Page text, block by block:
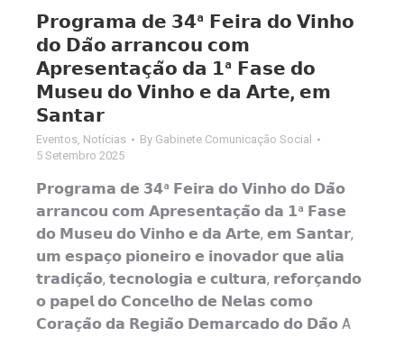
𝗣𝗿𝗼𝗴𝗿𝗮𝗺𝗮 𝗱𝗲 𝟯𝟰ª 𝗙𝗲𝗶𝗿𝗮 𝗱𝗼 𝗩𝗶𝗻𝗵𝗼
𝗱𝗼 𝗗𝗮̃𝗼 𝗮𝗿𝗿𝗮𝗻𝗰𝗼𝘂 𝗰𝗼𝗺
𝗔𝗽𝗿𝗲𝘀𝗲𝗻𝘁𝗮𝗰̧𝗮̃𝗼 𝗱𝗮 𝟭ª 𝗙𝗮𝘀𝗲 𝗱𝗼
𝗠𝘂𝘀𝗲𝘂 𝗱𝗼 𝗩𝗶𝗻𝗵𝗼 𝗲 𝗱𝗮 𝗔𝗿𝘁𝗲, 𝗲𝗺
𝗦𝗮𝗻𝘁𝗮𝗿
Eventos, Notícias By Gabinete Comunicação Social
5 Setembro 2025
𝗣𝗿𝗼𝗴𝗿𝗮𝗺𝗮 𝗱𝗲 𝟯𝟰ª 𝗙𝗲𝗶𝗿𝗮 𝗱𝗼 𝗩𝗶𝗻𝗵𝗼 𝗱𝗼 𝗗𝗮̃𝗼
𝗮𝗿𝗿𝗮𝗻𝗰𝗼𝘂 𝗰𝗼𝗺 𝗔𝗽𝗿𝗲𝘀𝗲𝗻𝘁𝗮𝗰̧𝗮̃𝗼 𝗱𝗮 𝟭ª 𝗙𝗮𝘀𝗲
𝗱𝗼 𝗠𝘂𝘀𝗲𝘂 𝗱𝗼 𝗩𝗶𝗻𝗵𝗼 𝗲 𝗱𝗮 𝗔𝗿𝘁𝗲, 𝗲𝗺 𝗦𝗮𝗻𝘁𝗮𝗿,
𝘂𝗺 𝗲𝘀𝗽𝗮𝗰̧𝗼 𝗽𝗶𝗼𝗻𝗲𝗶𝗿𝗼 𝗲 𝗶𝗻𝗼𝘃𝗮𝗱𝗼𝗿 𝗾𝘂𝗲 𝗮𝗹𝗶𝗮
𝘁𝗿𝗮𝗱𝗶𝗰̧𝗮̃𝗼, 𝘁𝗲𝗰𝗻𝗼𝗹𝗼𝗴𝗶𝗮 𝗲 𝗰𝘂𝗹𝘁𝘂𝗿𝗮, 𝗿𝗲𝗳𝗼𝗿𝗰̧𝗮𝗻𝗱𝗼
𝗼 𝗽𝗮𝗽𝗲𝗹 𝗱𝗼 𝗖𝗼𝗻𝗰𝗲𝗹𝗵𝗼 𝗱𝗲 𝗡𝗲𝗹𝗮𝘀 𝗰𝗼𝗺𝗼
𝗖𝗼𝗿𝗮𝗰̧𝗮̃𝗼 𝗱𝗮 𝗥𝗲𝗴𝗶𝗮̃𝗼 𝗗𝗲𝗺𝗮𝗿𝗰𝗮𝗱𝗼 𝗱𝗼 𝗗𝗮̃𝗼 A